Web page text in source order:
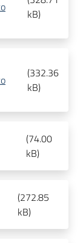
kB)
(332.36
kB)
(74.00
kB)
(272.85
kB)